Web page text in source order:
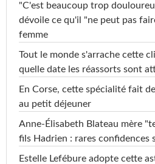
"C'est beaucoup trop
dévoile ce qu'il "ne peut pas
femme
Tout le monde s'arrache cette
quelle date les réassorts sont
En Corse, cette spécialité fait
au petit déjeuner
Anne-Élisabeth Blateau mère
fils Hadrien : rares confidences
Estelle Lefébure adopte cette